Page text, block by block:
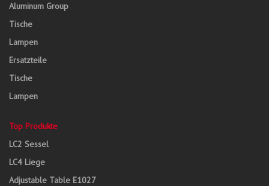
Aluminum Group
Tische
Lampen
Ersatzteile
Tische
Lampen
Top Produkte
LC2 Sessel
LC4 Liege
Adjustable Table E1027